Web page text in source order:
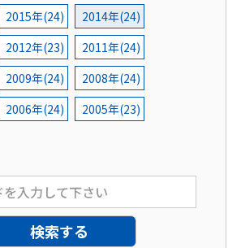
2015年(24)
2014年(24)
2012年(23)
2011年(24)
2009年(24)
2008年(24)
2006年(24) 2005年(23)